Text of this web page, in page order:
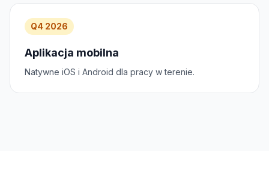
Q4 2026
Aplikacja mobilna
Natywne iOS i Android dla pracy w terenie.